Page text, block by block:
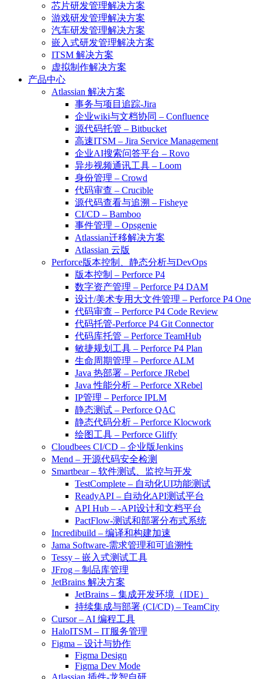
芯片研发管理解决方案
游戏研发管理解决方案
汽车研发管理解决方案
嵌入式研发管理解决方案
ITSM 解决方案
虚拟制作解决方案
产品中心
Atlassian 解决方案
事务与项目追踪-Jira
企业wiki与文档协同 – Confluence
源代码托管 – Bitbucket
高速ITSM – Jira Service Management
企业AI搜索问答平台 – Rovo
异步视频通讯工具 – Loom
身份管理 – Crowd
代码审查 – Crucible
源代码查看与追溯 – Fisheye
CI/CD – Bamboo
事件管理 – Opsgenie
Atlassian迁移解决方案
Atlassian 云版
Perforce版本控制、静态分析与DevOps
版本控制 – Perforce P4
数字资产管理 – Perforce P4 DAM
设计/美术专用大文件管理 – Perforce P4 One
代码审查 – Perforce P4 Code Review
代码托管-Perforce P4 Git Connector
代码库托管 – Perforce TeamHub
敏捷规划工具 – Perforce P4 Plan
生命周期管理 – Perforce ALM
Java 热部署 – Perforce JRebel
Java 性能分析 – Perforce XRebel
IP管理 – Perforce IPLM
静态测试 – Perforce QAC
静态代码分析 – Perforce Klocwork
绘图工具 – Perforce Gliffy
Cloudbees CI/CD – 企业版Jenkins
Mend – 开源代码安全检测
Smartbear – 软件测试、监控与开发
TestComplete – 自动化UI功能测试
ReadyAPI – 自动化API测试平台
API Hub – -API设计和文档平台
PactFlow-测试和部署分布式系统
Incredibuild – 编译和构建加速
Jama Software-需求管理和可追溯性
Tessy – 嵌入式测试工具
JFrog – 制品库管理
JetBrains 解决方案
JetBrains – 集成开发环境（IDE）
持续集成与部署 (CI/CD) – TeamCity
Cursor – AI 编程工具
HaloITSM – IT服务管理
Figma – 设计与协作
Figma Design
Figma Dev Mode
Atlassian 插件-龙智自研